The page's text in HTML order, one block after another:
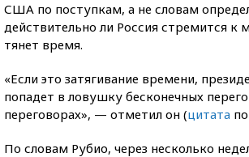
США по поступкам, а не словам
действительно ли Россия стремится к
тянет время.
«Если это затягивание времени,
попадет в ловушку бесконечных
переговорах», — отметил он (цитата
По словам Рубио, через несколько